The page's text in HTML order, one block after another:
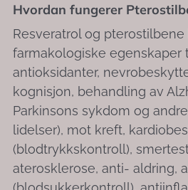
Hvordan fungerer
Resveratrol og pterostilbene
farmakologiske egenskaper
antioksidanter,
kognisjon, behandling av
Parkinsons sykdom og
lidelser), mot kreft,
(blodtrykkskontroll),
aterosklerose, anti- aldring,